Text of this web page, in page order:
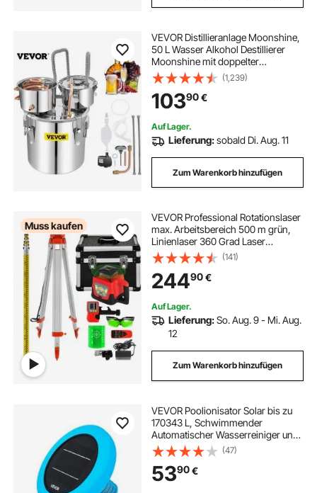
VEVOR Distillieranlage Moonshine,
50 L Wasser Alkohol Destillierer
Moonshine mit doppelter
Kondensatpumpe, Edelstahl
Moonshine Alkohol Destillieren
Ausrüstung Schnapsbrennen
Destille Destilator
(1,239)
10390€
Auf Lager.
Lieferung:sobald Di. Aug. 11
Zum Warenkorb hinzufügen
Muss kaufen
VEVOR Professional Rotationslaser
max. Arbeitsbereich 500 m grün,
Linienlaser 360 Grad Laser
höhenmesser Wasser- und
staubdicht Außenbereich
Arbeitszeit 20 Stunden mit Stativ &
Herrscher Elektrik
(141)
24490€
Auf Lager.
Lieferung:So. Aug. 9 - Mi. Aug.
12
Zum Warenkorb hinzufügen
VEVOR Poolionisator Solar bis zu
170343 L, Schwimmender
Automatischer Wasserreiniger und
-filter, Chlorfreies Wasser, Runder
Kupfer-Poolionisator mit
Kupferanode & Feder & Bürste &
Filter für Spas
(47)
5390€